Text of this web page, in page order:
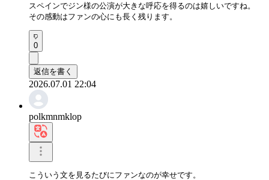
スペインでジン様の公演が大きな呼応を得るのは嬉しいですね。
その感動はファンの心にも長く残ります。
0
返信を書く
2026.07.01 22:04
polkmnmklop
こういう文を見るたびにファンなのが幸せです。